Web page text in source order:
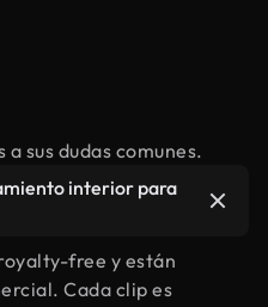
sus dudas comunes.
interior para
free y están
Cada clip es